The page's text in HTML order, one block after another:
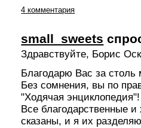
4 комментария
small_sweets
Здравствуйте, Борис
Благодарю Вас за
Без сомнения, вы по
"Ходячая энциклопедия"!
Все благодарственные
сказаны, и я их